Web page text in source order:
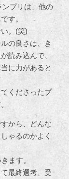
ンプリは、他の
す。
。(笑)
の良さは、き
読み込んで、
に力があると
くださったプ
から、どんな
ゃるのかよく
ます。
最終選考、受